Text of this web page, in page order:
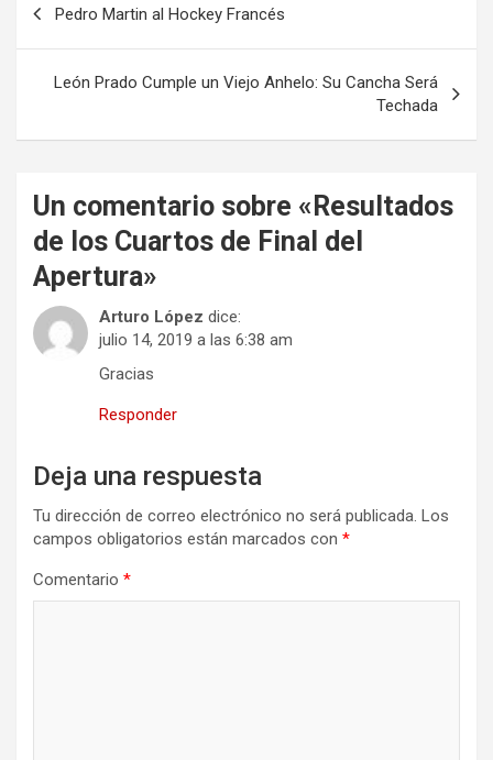
entradas
Pedro Martin al Hockey Francés
León Prado Cumple un Viejo Anhelo: Su Cancha Será
Techada
Un comentario sobre « Resultados
de los Cuartos de Final del
Apertura»
Arturo López dice:
julio 14, 2019 a las 6:38 am
Gracias
Responder
Deja una respuesta
Tu dirección de correo electrónico no será publicada. Los
campos obligatorios están marcados con *
Comentario *